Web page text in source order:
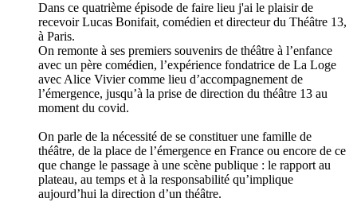
Dans ce quatrième épisode de faire lieu j'ai le plaisir de
recevoir Lucas Bonifait, comédien et directeur du Théâtre 13,
à Paris.
On remonte à ses premiers souvenirs de théâtre à l’enfance
avec un père comédien, l’expérience fondatrice de La Loge
avec Alice Vivier comme lieu d’accompagnement de
l’émergence, jusqu’à la prise de direction du théâtre 13 au
moment du covid.
On parle de la nécessité de se constituer une famille de
théâtre, de la place de l’émergence en France ou encore de ce
que change le passage à une scène publique : le rapport au
plateau, au temps et à la responsabilité qu’implique
aujourd’hui la direction d’un théâtre.